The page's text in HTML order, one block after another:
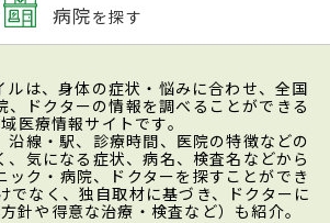
病院を探す
ルは、身体の症状・悩みに合わせ、全国
、ドクターの情報を調べることができる
医療情報サイトです。
沿線・駅、診療時間、医院の特徴などの
、気になる症状、病名、検査名などから
ック・病院、ドクターを探すことができ
でなく、独自取材に基づき、ドクターに
針や得意な治療・検査など）も紹介。